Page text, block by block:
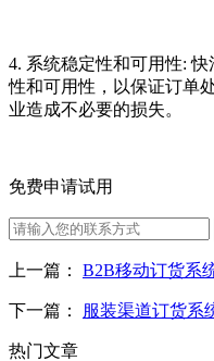
4. 系统稳定性和可用性:
性和可用性，以保证订单
业造成不必要的损失。
免费申请试用
上一篇： B2B移动订货系
下一篇： 服装渠道订货系
热门文章